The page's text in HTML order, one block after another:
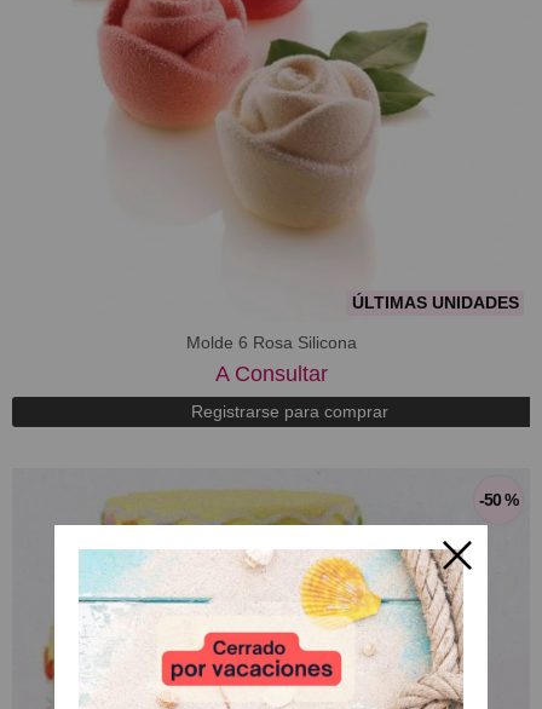
ÚLTIMAS UNIDADES
Molde 6 Rosa Silicona
A Consultar
Registrarse para comprar
-50 %